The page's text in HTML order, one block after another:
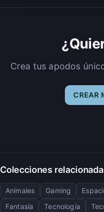
Crea tus apodos
CREAR
Colecciones
Animales Gaming
Fantasía
Tecnología